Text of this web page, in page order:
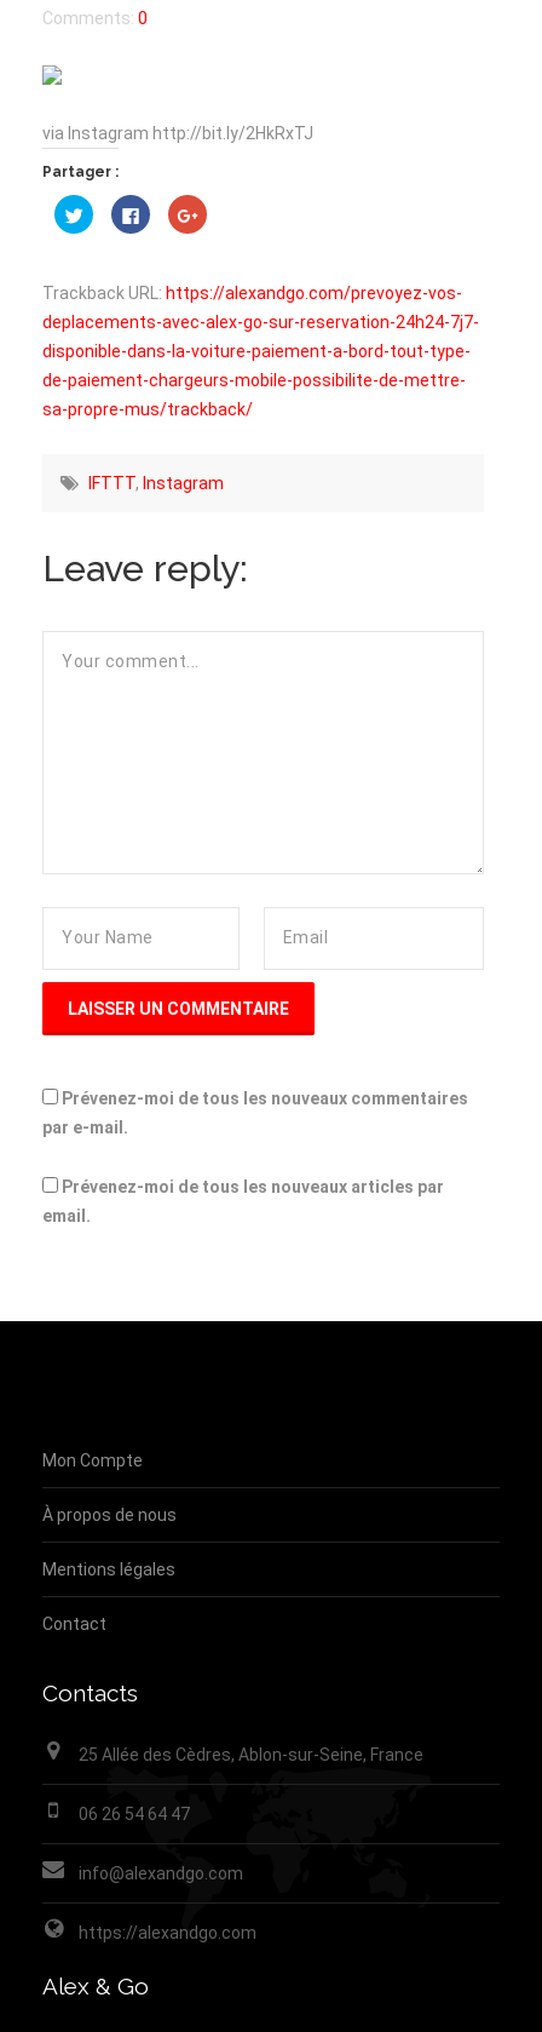
Comments: 0
via Instagram http://bit.ly/2HkRxTJ
Partager :
Cliquez
pour
partager
dans
une
fenêtre)
Cliquez
pour
partager
dans
une
nouvelle
fenêtre)
Cliquez
pour
(ouvre
dans
une
nouvelle
fenêtre)
Trackback URL: https://alexandgo.com/prevoyez-vos-
deplacements-avec-alex-go-sur-reservation-24h24-7j7-
disponible-dans-la-voiture-paiement-a-bord-tout-type-
de-paiement-chargeurs-mobile-possibilite-de-mettre-
sa-propre-mus/trackback/
IFTTT, Instagram
Leave reply:
Prévenez-moi de tous les nouveaux commentaires
par e-mail.
Prévenez-moi de tous les nouveaux articles par
email.
Mon Compte
À propos de nous
Mentions légales
Contact
Contacts
25 Allée des Cèdres, Ablon-sur-Seine, France
06 26 54 64 47
info@alexandgo.com
https://alexandgo.com
Alex & Go